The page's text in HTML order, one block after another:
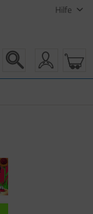
Hilfe